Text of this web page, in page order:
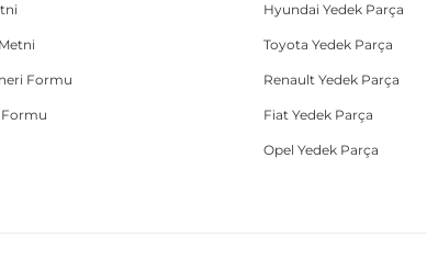
Formu
Formu
Hyundai Yedek Parça
Toyota Yedek Parça
Renault Yedek Parça
Fiat Yedek Parça
Opel Yedek Parça